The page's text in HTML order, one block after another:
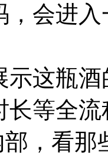
，会进
示这瓶
长等全
，看那